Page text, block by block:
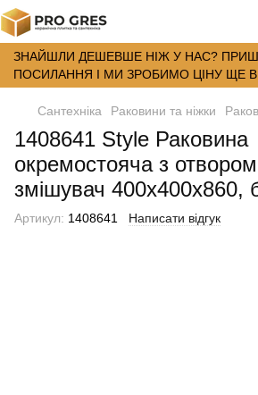
ЗНАЙШЛИ ДЕШЕВШЕ НІЖ У НАС?
ПОСИЛАННЯ І МИ ЗРОБИМО ЦІНУ ЩЕ
Сантехніка Раковини та ніжки
1408641 Style Раковина
окремостояча з отвором
змішувач 400х400х860,
Артикул: 1408641 Написати відгук